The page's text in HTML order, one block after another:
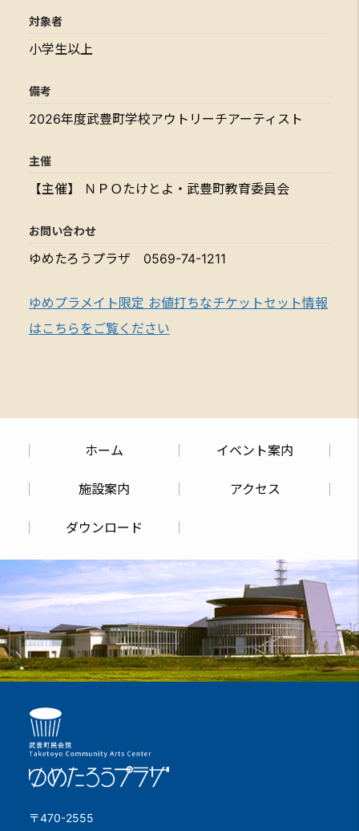
対象者
小学生以上
備考
2026年度武豊町学校アウトリーチアーティスト
主催
【主催】 ＮＰＯたけとよ・武豊町教育委員会
お問い合わせ
ゆめたろうプラザ 0569-74-1211
ゆめプラメイト限定 お値打ちなチケットセット情報
はこちらをご覧ください
ホーム イベント案内
施設案内 アクセス
ダウンロード
〒470-2555